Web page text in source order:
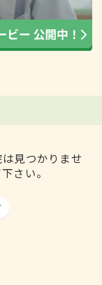
見つかりませ
さい。